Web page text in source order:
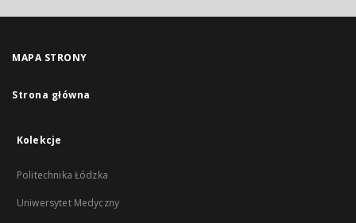
MAPA STRONY
Strona główna
Kolekcje
Politechnika Łódzka
Uniwersytet Medyczny